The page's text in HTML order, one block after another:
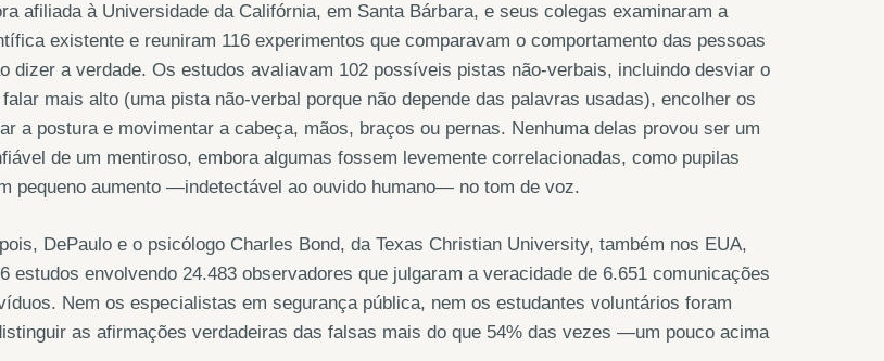
afiliada à Universidade da Califórnia, em Santa Bárbara, e seus colegas examinaram a
existente e reuniram 116 experimentos que comparavam o comportamento das pessoas
dizer a verdade. Os estudos avaliavam 102 possíveis pistas não-verbais, incluindo desviar o
mais alto (uma pista não-verbal porque não depende das palavras usadas), encolher os
a postura e movimentar a cabeça, mãos, braços ou pernas. Nenhuma delas provou ser um
de um mentiroso, embora algumas fossem levemente correlacionadas, como pupilas
pequeno aumento —indetectável ao ouvido humano— no tom de voz.
DePaulo e o psicólogo Charles Bond, da Texas Christian University, também nos EUA,
estudos envolvendo 24.483 observadores que julgaram a veracidade de 6.651 comunicações
Nem os especialistas em segurança pública, nem os estudantes voluntários foram
as afirmações verdadeiras das falsas mais do que 54% das vezes —um pouco acima